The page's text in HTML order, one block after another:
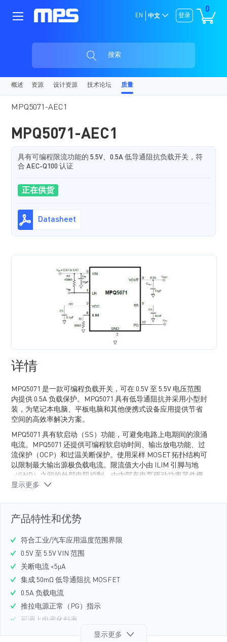
0
登录
EN 中文
搜索
概述 资源 设计资源 技术论坛 质量
MPQ5071-AEC1
MPQ5071-AEC1
具有可编程限流功能的 5.5V、0.5A 低导通阻抗负载开关，符
合 AEC-Q100 认证
正在供货
Datasheet
详情
MPQ5071 是一款可编程负载开关，可在 0.5V 至 5.5V 电压范围
内提供 0.5A 负载保护。MPQ5071 具有低导通阻抗并采用小型封
装，为笔记本电脑、平板电脑和其他便携式设备应用提供节省
空间的高效率解决方案。
MPQ5071 具有软启动（SS）功能，可避免电路上电期间的浪涌
电流。MPQ5071 还提供可编程软启动时间、输出放电功能、过
流保护（OCP）和过温关断保护。使用采样 MOSET 拓扑结构可
以限制最大输出源极负载电流。限流值大小由 ILIM 引脚与地
（GND）之间的外部电阻控制。由内部充电泵驱动功率器件栅
极，支持仅 50mΩ 的低导通电阻 DMOS 功率 MOSET。
显示更多
产品特性和优势
符合工业/汽车应用温度范围界限
0.5V 至 5.5V VIN 范围
关断电流 <5μA
集成 50mΩ 低导通阻抗 MOSFET
0.5A 负载电流
推拉电源正常（PG）指示
可调上电变化斜率
显示更多